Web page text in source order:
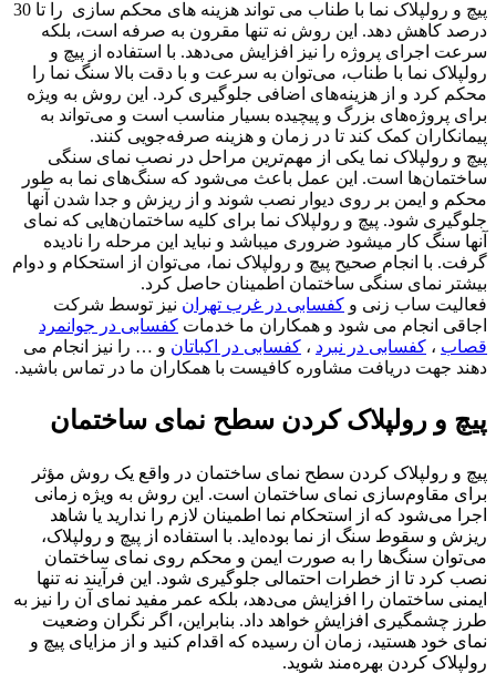
پیچ و رولپلاک نما با طناب می تواند هزینه های محکم سازی را تا 30
درصد کاهش دهد. این روش نه تنها مقرون به صرفه است، بلکه
سرعت اجرای پروژه را نیز افزایش می‌دهد. با استفاده از پیچ و
رولپلاک نما با طناب، می‌توان به سرعت و با دقت بالا سنگ نما را
محکم کرد و از هزینه‌های اضافی جلوگیری کرد. این روش به ویژه
برای پروژه‌های بزرگ و پیچیده بسیار مناسب است و می‌تواند به
پیمانکاران کمک کند تا در زمان و هزینه صرفه‌جویی کنند.
پیچ و رولپلاک نما یکی از مهم‌ترین مراحل در نصب نمای سنگی
ساختمان‌ها است. این عمل باعث می‌شود که سنگ‌های نما به طور
محکم و ایمن بر روی دیوار نصب شوند و از ریزش و جدا شدن آنها
جلوگیری شود. پیچ و رولپلاک نما برای کلیه ساختمان‌هایی که نمای
آنها سنگ کار میشود ضروری میباشد و نباید این مرحله را نادیده
گرفت. با انجام صحیح پیچ و رولپلاک نما، می‌توان از استحکام و دوام
بیشتر نمای سنگی ساختمان اطمینان حاصل کرد.
فعالیت ساب زنی و کفسابی در غرب تهران نیز توسط شرکت
اجاقی انجام می شود و همکاران ما خدمات کفسابی در جوانمرد
قصاب ، کفسابی در نبرد ، کفسابی در اکباتان و … را نیز انجام می
دهند جهت دریافت مشاوره کافیست با همکاران ما در تماس باشید.
پیچ و رولپلاک کردن سطح نمای ساختمان
پیچ و رولپلاک کردن سطح نمای ساختمان در واقع یک روش مؤثر
برای مقاوم‌سازی نمای ساختمان است. این روش به ویژه زمانی
اجرا می‌شود که از استحکام نما اطمینان لازم را ندارید یا شاهد
ریزش و سقوط سنگ از نما بوده‌اید. با استفاده از پیچ و رولپلاک،
می‌توان سنگ‌ها را به صورت ایمن و محکم روی نمای ساختمان
نصب کرد تا از خطرات احتمالی جلوگیری شود. این فرآیند نه تنها
ایمنی ساختمان را افزایش می‌دهد، بلکه عمر مفید نمای آن را نیز به
طرز چشمگیری افزایش خواهد داد. بنابراین، اگر نگران وضعیت
نمای خود هستید، زمان آن رسیده که اقدام کنید و از مزایای پیچ و
رولپلاک کردن بهره‌مند شوید.